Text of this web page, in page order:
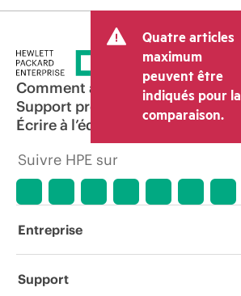
Quatre articles
maximum
peuvent être
indiqués pour la
comparaison.
Comment acheter
Support produit
Écrire à l’équipe commerciale
Suivre HPE sur
Entreprise
À propos de HPE
Support